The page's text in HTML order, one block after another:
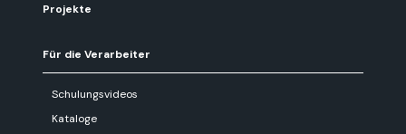
Projekte
Für die Verarbeiter
Schulungsvideos
Kataloge